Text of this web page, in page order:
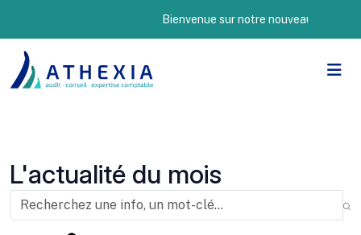
Bienvenue sur notre nouveau site Internet !
L'actualité du mois